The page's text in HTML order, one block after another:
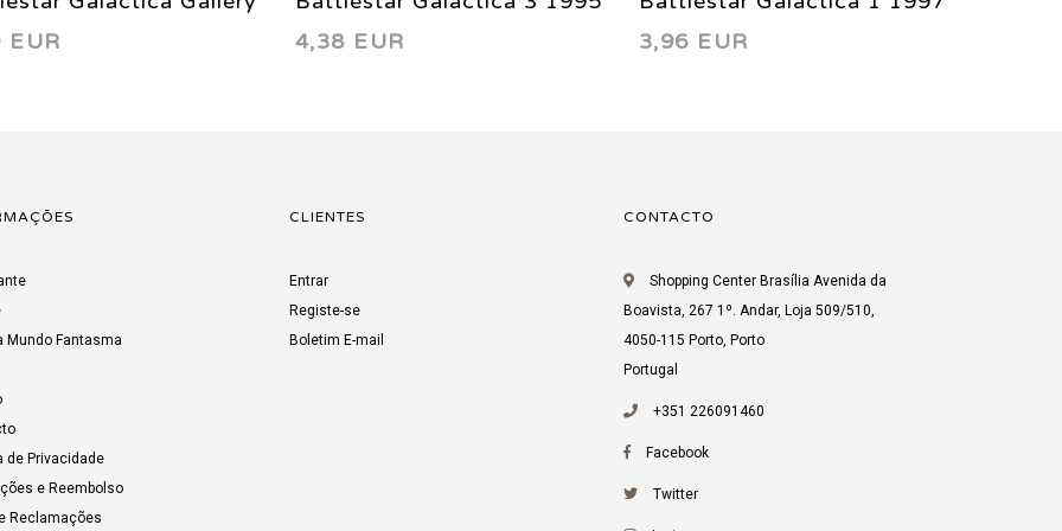
1 2000
EUR
4,38 EUR
3,96 EUR
Mundo Fantasma
de Privacidade
e Reembolso
Reclamações
CLIENTES
Entrar
Registe-se
Boletim E-mail
CONTACTO
Shopping Center Brasília Avenida da
Boavista, 267 1º. Andar, Loja 509/510,
4050-115 Porto, Porto
Portugal
+351 226091460
Facebook
Twitter